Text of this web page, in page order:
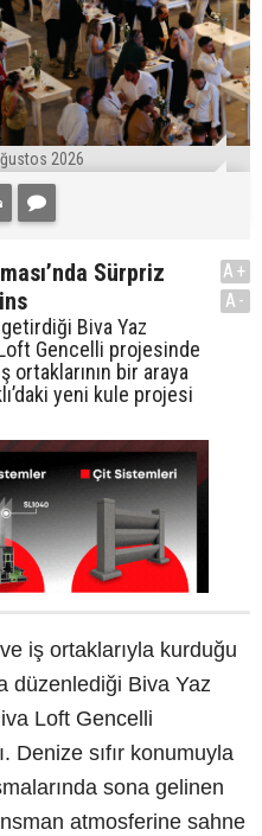
2026
Sürpriz
Biva Yaz
Loft Gencelli projesinde
ortaklarının bir araya
yeni kule projesi
A+
A-
ve iş ortaklarıyla kurduğu
düzenlediği Biva Yaz
Loft Gencelli
Denize sıfır konumuyla
sona gelinen
atmosferine sahne